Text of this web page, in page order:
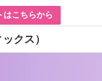
こちらから
クス）